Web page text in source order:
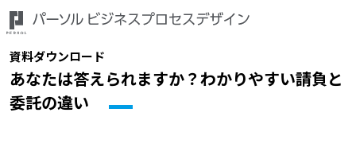
資料ダウンロード
あなたは答えられますか？わかりやすい請負と
委託の違い